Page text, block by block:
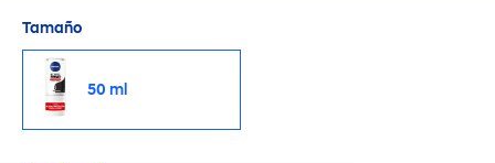
Tamaño
50 ml